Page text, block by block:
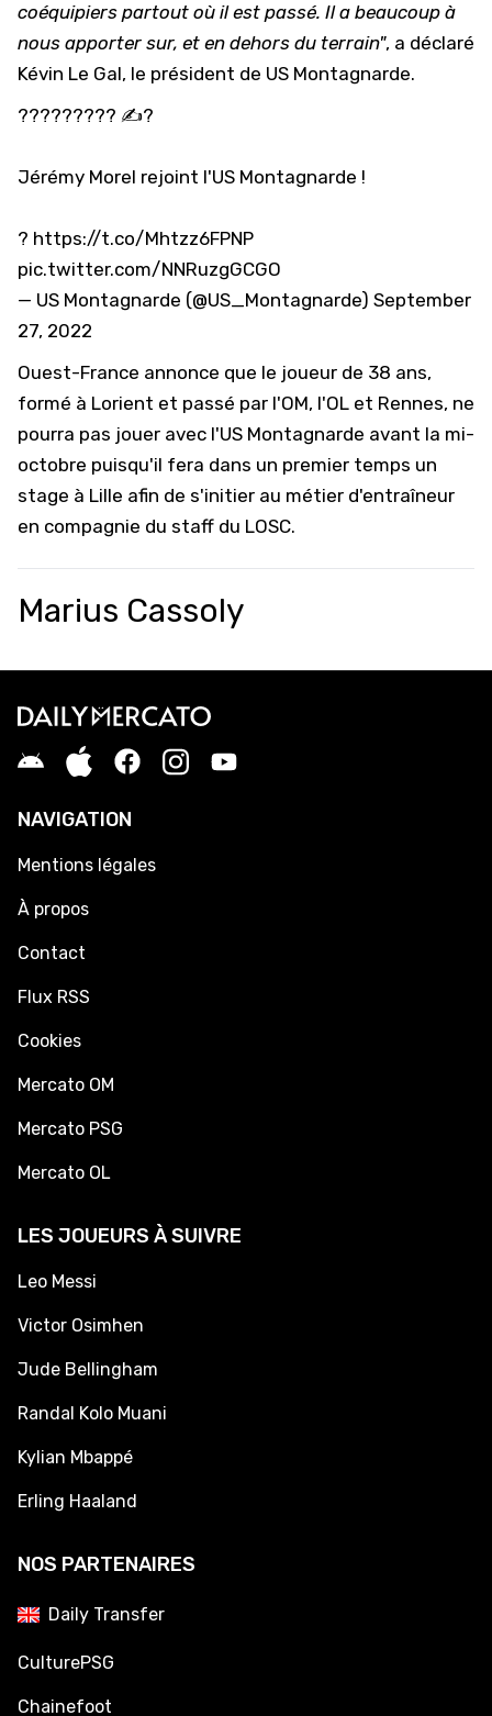
coéquipiers partout où il est passé. Il a beaucoup à
nous apporter sur, et en dehors du terrain", a déclaré
Kévin Le Gal, le président de US Montagnarde.
????????? ✍?
Jérémy Morel rejoint l'US Montagnarde !
? https://t.co/Mhtzz6FPNP
pic.twitter.com/NNRuzgGCGO
— US Montagnarde (@US_Montagnarde) September
27, 2022
Ouest-France annonce que le joueur de 38 ans,
formé à Lorient et passé par l'OM, l'OL et Rennes, ne
pourra pas jouer avec l'US Montagnarde avant la mi-
octobre puisqu'il fera dans un premier temps un
stage à Lille afin de s'initier au métier d'entraîneur
en compagnie du staff du LOSC.
Marius Cassoly
NAVIGATION
Mentions légales
À propos
Contact
Flux RSS
Cookies
Mercato OM
Mercato PSG
Mercato OL
LES JOUEURS À SUIVRE
Leo Messi
Victor Osimhen
Jude Bellingham
Randal Kolo Muani
Kylian Mbappé
Erling Haaland
NOS PARTENAIRES
Daily Transfer
CulturePSG
Chainefoot